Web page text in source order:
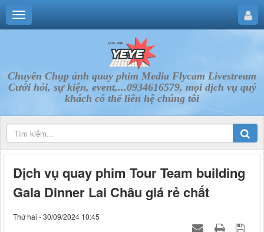
Chuyên Chụp ảnh quay phim Media Flycam Livestream
Cưới hỏi, sự kiện, event,...0934616579, mọi dịch vụ quý
khách có thể liên hệ chúng tôi
Dịch vụ quay phim Tour Team building
Gala Dinner Lai Châu giá rẻ chất
Thứ hai - 30/09/2024 10:45